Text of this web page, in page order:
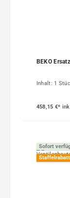
BEKO
Inhalt: 1
458,15 €*
Sofort